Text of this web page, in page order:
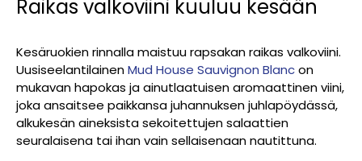
Raikas valkoviini kuuluu kesään
Kesäruokien rinnalla maistuu rapsakan raikas valkoviini.
UusiseelantilainenMud House Sauvignon Blancon
mukavan hapokas ja ainutlaatuisen aromaattinen viini,
joka ansaitsee paikkansa juhannuksen juhlapöydässä,
alkukesän aineksista sekoitettujen salaattien
seuralaisena tai ihan vain sellaisenaan nautittuna.